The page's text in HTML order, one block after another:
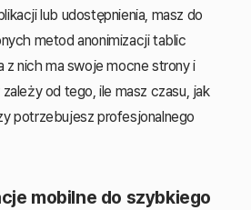
lub udostępnienia, masz do
metod anonimizacji tablic
z nich ma swoje mocne strony i
od tego, ile masz czasu, jak
potrzebujesz profesjonalnego
mobilne do szybkiego